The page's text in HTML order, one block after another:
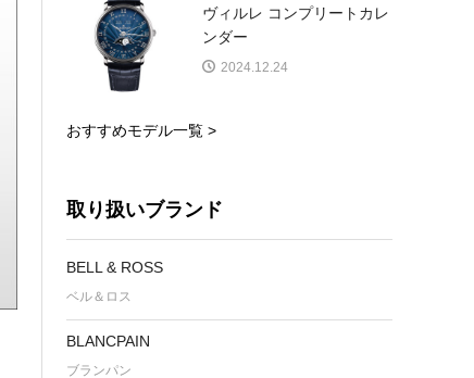
ヴィルレ コンプリートカレ
ンダー
2024.12.24
おすすめモデル一覧 >
取り扱いブランド
BELL & ROSS
ベル＆ロス
BLANCPAIN
ブランパン